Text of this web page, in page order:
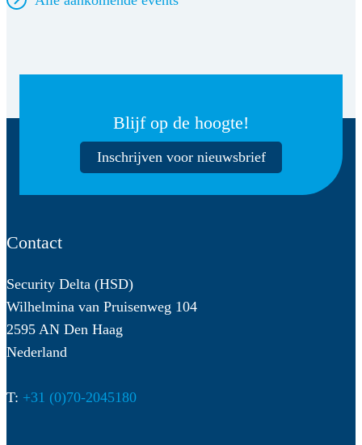
Blijf op de hoogte!
Inschrijven voor nieuwsbrief
Contact
Security Delta (HSD)
Wilhelmina van Pruisenweg 104
2595 AN Den Haag
Nederland
T: +31 (0)70-2045180